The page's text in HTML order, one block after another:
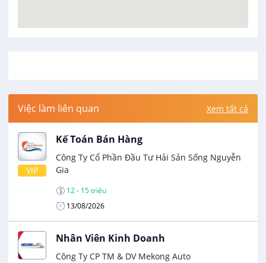
Việc làm liên quan Xem tất cả
VIP
Kế Toán Bán Hàng
Công Ty Cổ Phần Đầu Tư Hải Sản Sống Nguyễn
Gia
12 - 15 triệu
13/08/2026
Nhân Viên Kinh Doanh
Công Ty CP TM & DV Mekong Auto